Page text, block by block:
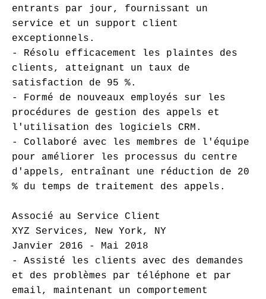
entrants par jour, fournissant un
service et un support client
exceptionnels.
- Résolu efficacement les plaintes des
clients, atteignant un taux de
satisfaction de 95 %.
- Formé de nouveaux employés sur les
procédures de gestion des appels et
l'utilisation des logiciels CRM.
- Collaboré avec les membres de l'équipe
pour améliorer les processus du centre
d'appels, entraînant une réduction de 20
% du temps de traitement des appels.
Associé au Service Client
XYZ Services, New York, NY
Janvier 2016 - Mai 2018
- Assisté les clients avec des demandes
et des problèmes par téléphone et par
email, maintenant un comportement